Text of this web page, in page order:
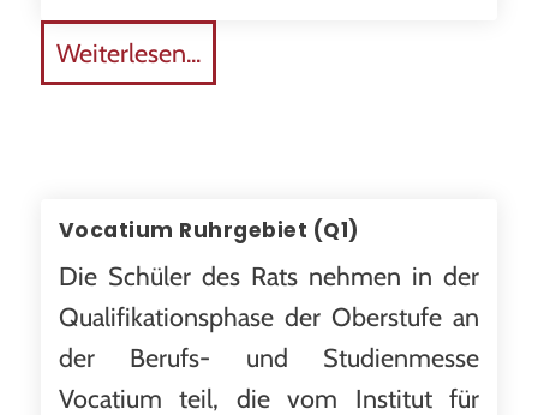
Weiterlesen...
Vocatium Ruhrgebiet (Q1)
Die Schüler des Rats nehmen in der
Qualifikationsphase der Oberstufe an
der Berufs- und Studienmesse
Vocatium teil, die vom Institut für